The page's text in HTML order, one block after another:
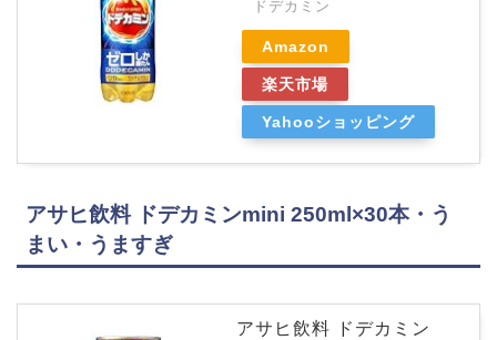
ドデカミン
Amazon
楽天市場
Yahooショッピング
アサヒ飲料 ドデカミンmini 250ml×30本・う
まい・うますぎ
アサヒ飲料 ドデカミン